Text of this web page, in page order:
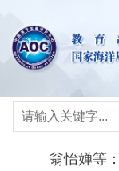
翁怡婵等